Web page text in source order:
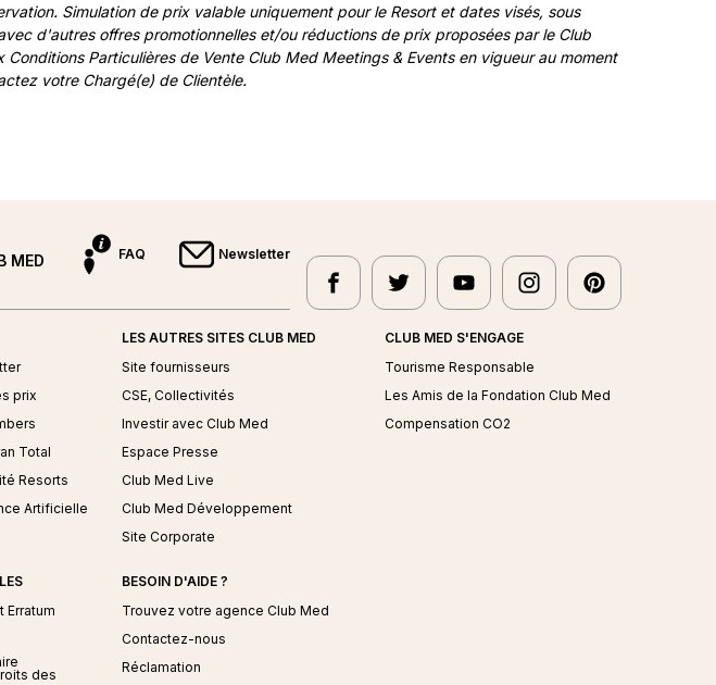
Simulation de prix valable uniquement pour le Resort et dates visés, sous
d'autres offres promotionnelles et/ou réductions de prix proposées par le Club
Particulières de Vente Club Med Meetings & Events en vigueur au moment
votre Chargé(e) de Clientèle.
MED FAQ Newsletter
facebook
Club Med - facebook
twitter
Club Med - twitter
youtube
Club Med - youtube
instagram
Club Med - instagram
pinterest
Club Med -
prix
Total
Resorts
Artificielle
LES AUTRES SITES CLUB MED
Site fournisseurs
CSE, Collectivités
Investir avec Club Med
Espace Presse
Club Med Live
Club Med Développement
Site Corporate
CLUB MED S'ENGAGE
Tourisme Responsable
Les Amis de la Fondation Club Med
Compensation CO2
Erratum
des
BESOIN D'AIDE ?
Trouvez votre agence Club Med
Contactez-nous
Réclamation